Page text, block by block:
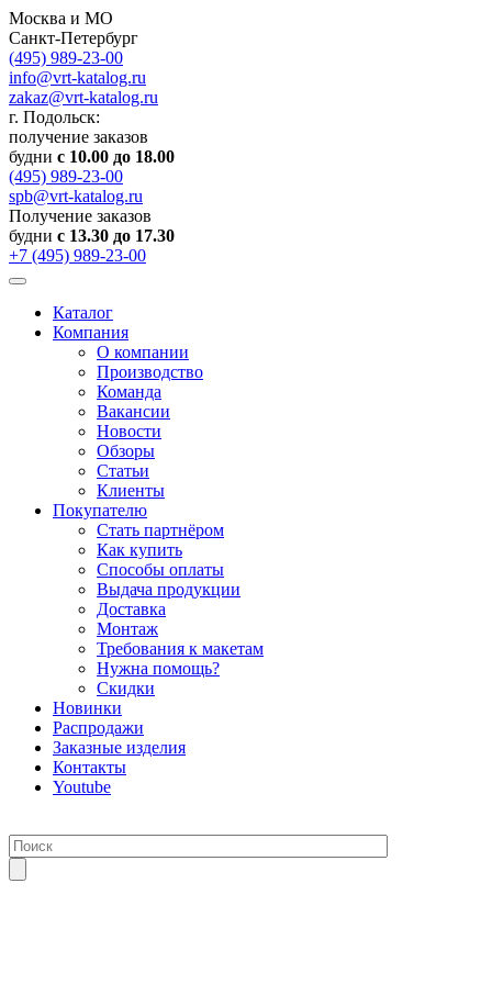
Москва и МО
Санкт-Петербург
(495) 989-23-00
info@vrt-katalog.ru
zakaz@vrt-katalog.ru
г. Подольск:
получение заказов
будни с 10.00 до 18.00
(495) 989-23-00
spb@vrt-katalog.ru
Получение заказов
будни с 13.30 до 17.30
+7 (495) 989-23-00
Каталог
Компания
О компании
Производство
Команда
Вакансии
Новости
Обзоры
Статьи
Клиенты
Покупателю
Стать партнёром
Как купить
Способы оплаты
Выдача продукции
Доставка
Монтаж
Требования к макетам
Нужна помощь?
Скидки
Новинки
Распродажи
Заказные изделия
Контакты
Youtube